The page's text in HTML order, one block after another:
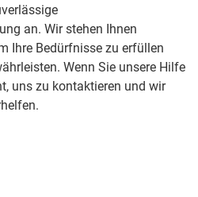
an. Wir stehen Ihnen
Ihre Bedürfnisse zu erfüllen
Wenn Sie unsere Hilfe
uns zu kontaktieren und wir